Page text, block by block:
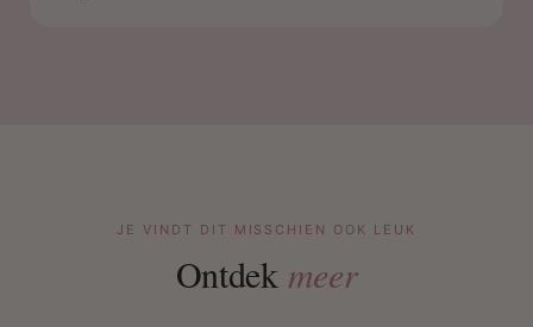
JE VINDT DIT MISSCHIEN OOK LEUK
Ontdek meer